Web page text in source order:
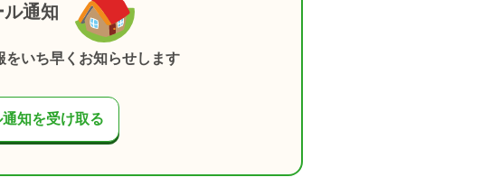
通知
いち早くお知らせします
知を受け取る